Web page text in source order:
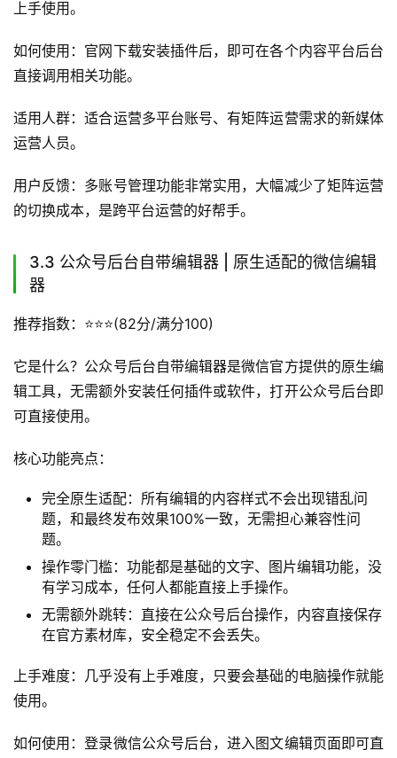
上手使用。
如何使用：官网下载安装插件后，即可在各个内容平台后台
直接调用相关功能。
适用人群：适合运营多平台账号、有矩阵运营需求的新媒体
运营人员。
用户反馈：多账号管理功能非常实用，大幅减少了矩阵运营
的切换成本，是跨平台运营的好帮手。
3.3 公众号后台自带编辑器 | 原生适配的微信编辑
器
推荐指数：⭐️⭐️⭐️(82分/满分100)
它是什么？公众号后台自带编辑器是微信官方提供的原生编
辑工具，无需额外安装任何插件或软件，打开公众号后台即
可直接使用。
核心功能亮点：
完全原生适配：所有编辑的内容样式不会出现错乱问
题，和最终发布效果100%一致，无需担心兼容性问
题。
操作零门槛：功能都是基础的文字、图片编辑功能，没
有学习成本，任何人都能直接上手操作。
无需额外跳转：直接在公众号后台操作，内容直接保存
在官方素材库，安全稳定不会丢失。
上手难度：几乎没有上手难度，只要会基础的电脑操作就能
使用。
如何使用：登录微信公众号后台，进入图文编辑页面即可直